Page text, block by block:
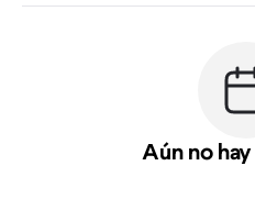
Aún no